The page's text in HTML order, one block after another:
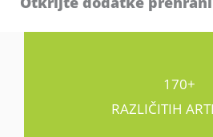
170+
RAZLIČITIH